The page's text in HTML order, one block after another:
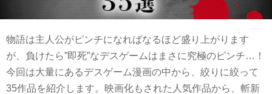
物語は主人公がピンチになればなるほど盛り上がります
が、負けたら”即死”なデスゲームはまさに究極のピンチ…！
今回は大量にあるデスゲーム漫画の中から、絞りに絞って
35作品を紹介します。映画化もされた人気作品から、斬新